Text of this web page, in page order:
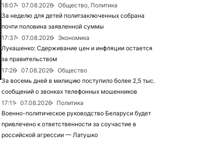
18:07
07.08.2026
Общество, Политика
За неделю для детей политзаключенных собрана
почти половина заявленной суммы
17:37
07.08.2026
Экономика
Лукашенко: Сдерживание цен и инфляции остается
за правительством
17:26
07.08.2026
Общество
За восемь дней в милицию поступило более 2,5 тыс.
сообщений о звонках телефонных мошенников
17:11
07.08.2026
Политика
Военно-политическое руководство Беларуси будет
привлечено к ответственности за соучастие в
российской агрессии — Латушко